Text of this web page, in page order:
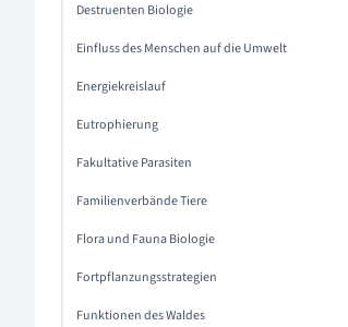
Destruenten Biologie
Einfluss des Menschen auf die Umwelt
Energiekreislauf
Eutrophierung
Fakultative Parasiten
Familienverbände Tiere
Flora und Fauna Biologie
Fortpflanzungsstrategien
Funktionen des Waldes